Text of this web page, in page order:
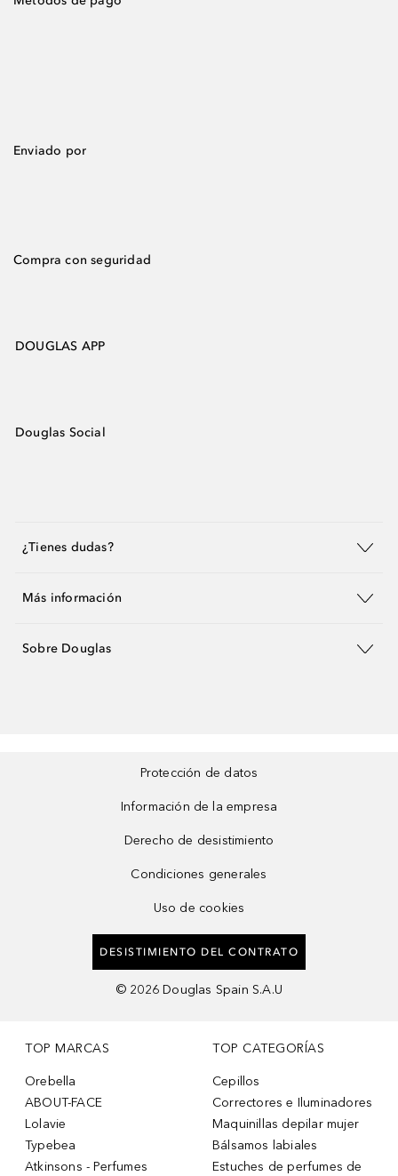
Enviado por
Compra con seguridad
DOUGLAS APP
Douglas Social
¿Tienes dudas?
Más información
Sobre Douglas
Protección de datos
Información de la empresa
Derecho de desistimiento
Condiciones generales
Uso de cookies
DESISTIMIENTO DEL CONTRATO
© 2026 Douglas Spain S.A.U
TOP MARCAS
Orebella
ABOUT-FACE
Lolavie
Typebea
Atkinsons - Perfumes
TOP CATEGORÍAS
Cepillos
Correctores e Iluminadores
Maquinillas depilar mujer
Bálsamos labiales
Estuches de perfumes de